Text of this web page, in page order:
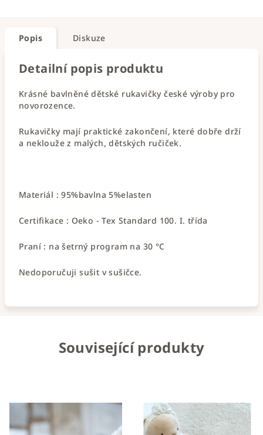
Popis Diskuze
Detailní popis produktu
Krásné bavlněné dětské rukavičky české výroby pro
novorozence.
Rukavičky mají praktické zakončení, které dobře drží
a neklouže z malých, dětských ručiček.
Materiál : 95%bavlna 5%elasten
Certifikace : Oeko - Tex Standard 100. I. třída
Praní : na šetrný program na 30 °C
Nedoporučuji sušit v sušičce.
Související produkty